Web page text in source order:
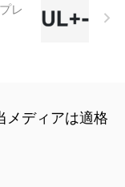
レ
メディアは適格